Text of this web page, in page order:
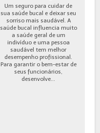
Um seguro para cuidar de
sua saúde bucal e deixar seu
sorriso mais saudável. A
saúde bucal influencia muito
a saúde geral de um
indivíduo e uma pessoa
saudável tem melhor
desempenho profissional.
Para garantir o bem-estar de
seus funcionários,
desenvolve...